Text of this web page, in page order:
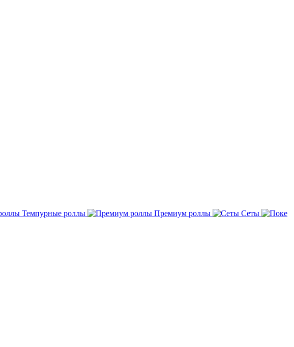
Темпурные роллы Премиум роллы
Сеты